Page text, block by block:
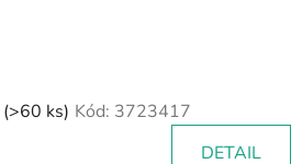
(>60 ks) Kód: 3723417
DETAIL